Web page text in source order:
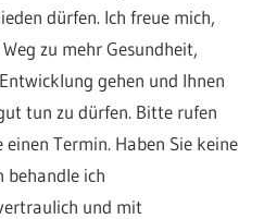
dürfen. Ich freue mich,
zu mehr Gesundheit,
gehen und Ihnen
tun zu dürfen. Bitte rufen
Termin. Haben Sie keine
behandle ich
und mit